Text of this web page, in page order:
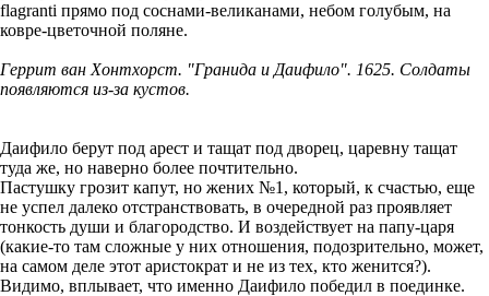
flagranti прямо под соснами-великанами, небом голубым, на
ковре-цветочной поляне.
Геррит ван Хонтхорст. "Гранида и Даифило". 1625. Солдаты
появляются из-за кустов.
Даифило берут под арест и тащат под дворец, царевну тащат
туда же, но наверно более почтительно.
Пастушку грозит капут, но жених №1, который, к счастью, еще
не успел далеко отстранствовать, в очередной раз проявляет
тонкость души и благородство. И воздействует на папу-царя
(какие-то там сложные у них отношения, подозрительно, может,
на самом деле этот аристократ и не из тех, кто женится?).
Видимо, вплывает, что именно Даифило победил в поединке.